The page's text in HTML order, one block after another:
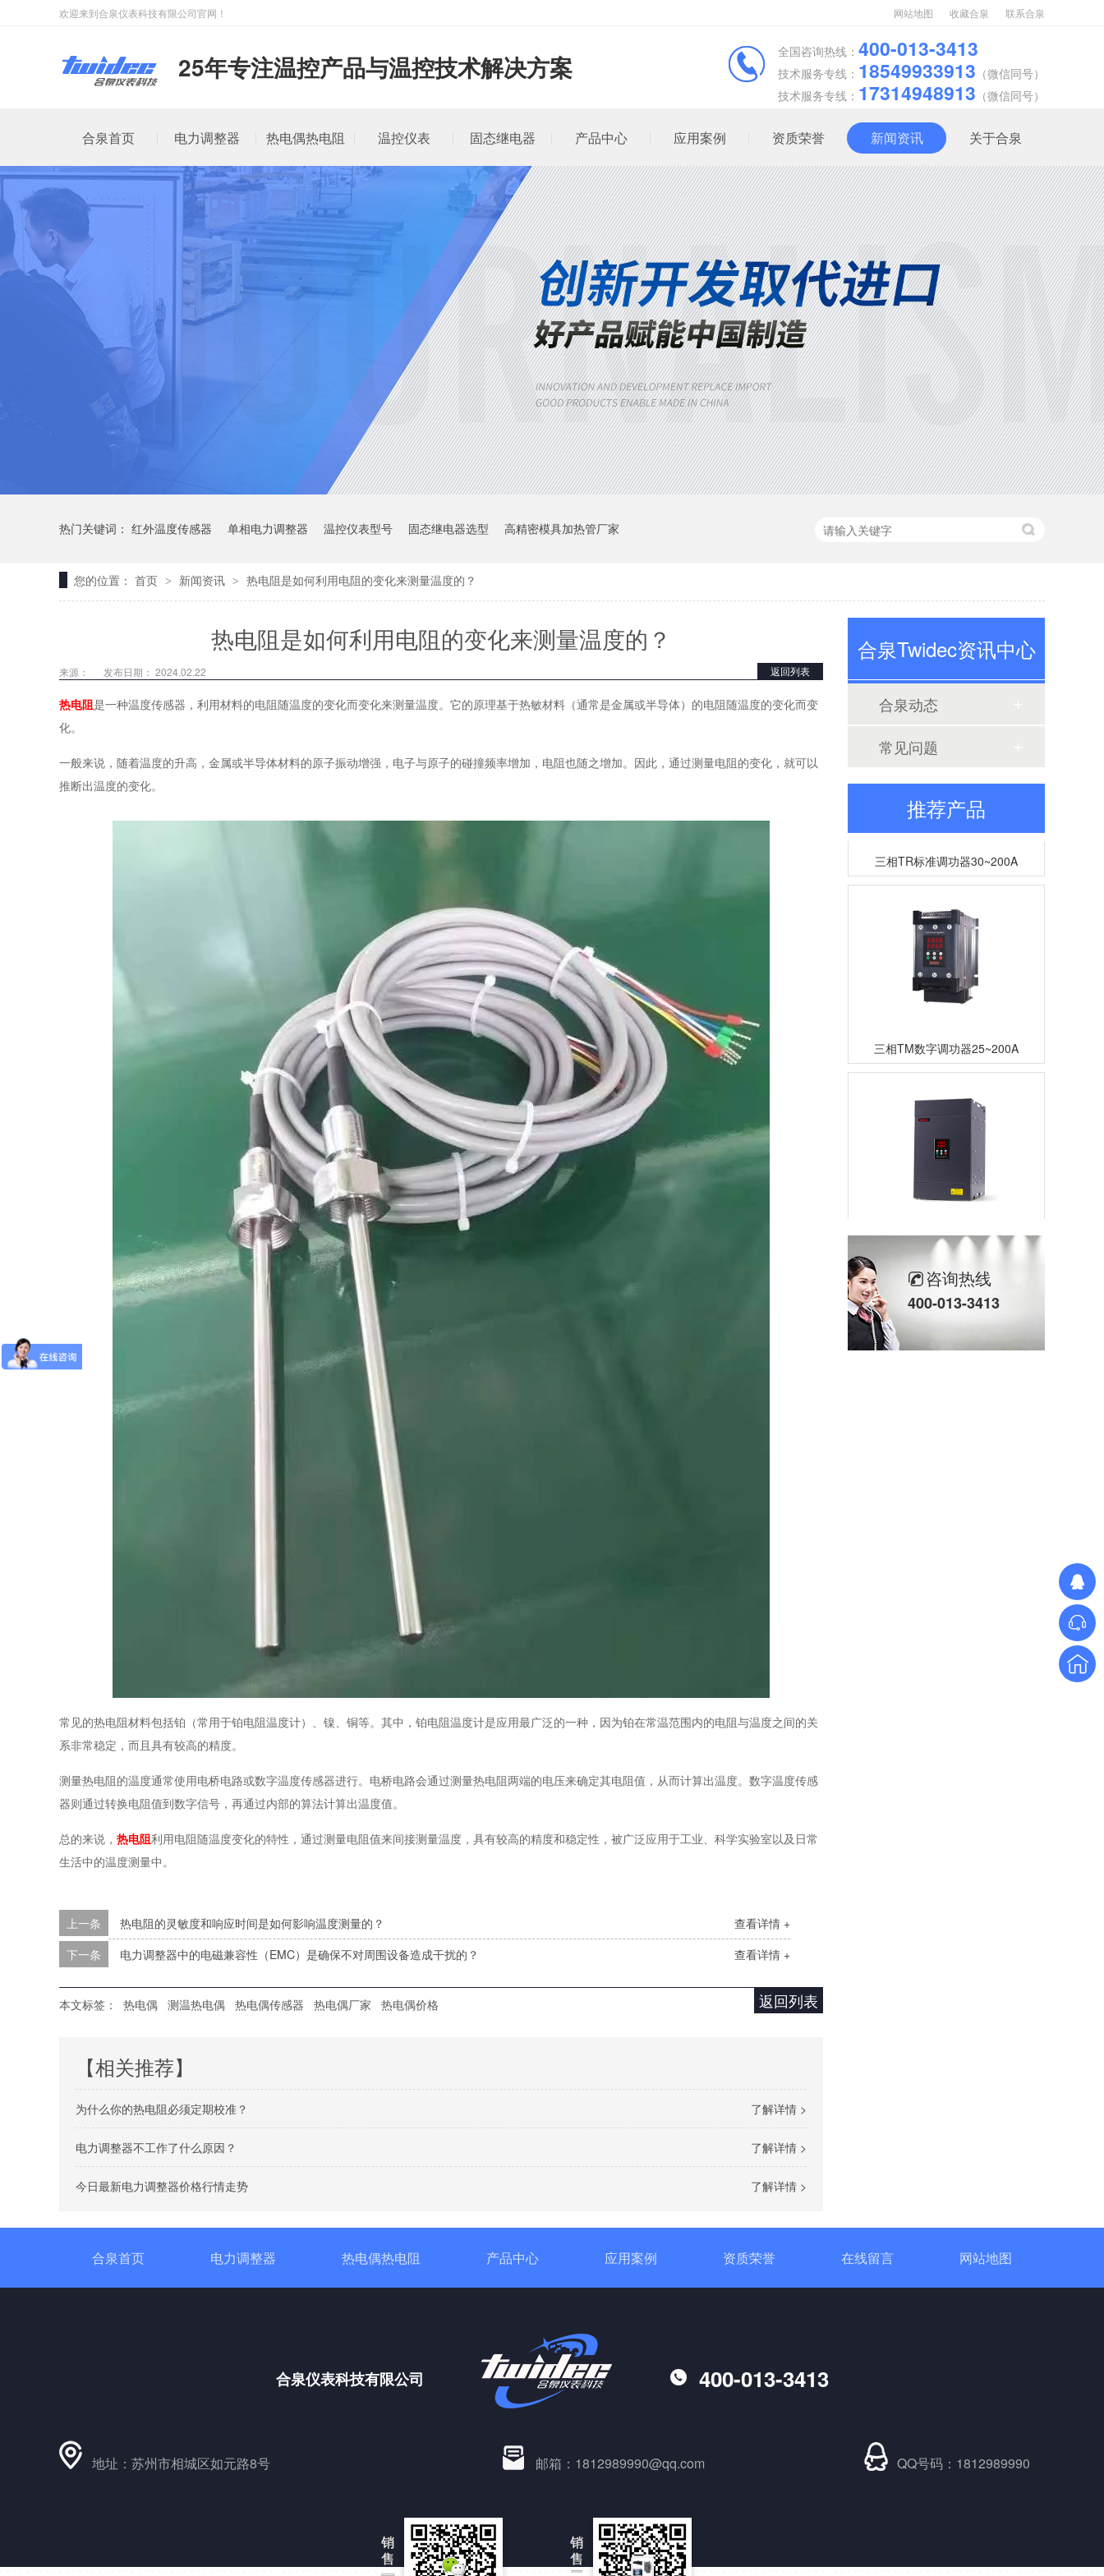
网站地图 收藏合泉 联系合泉
欢迎来到合泉仪表科技有限公司官网！
25年专注温控产品与温控技术解决方案 全国咨询热线： 400-013-3413
技术服务专线： 18549933913 （微信同号）
技术服务专线： 17314948913 （微信同号）
合泉首页 电力调整器 热电偶热电阻 温控仪表 固态继电器 产品中心 应用案例 资质荣誉 新闻资讯 关于合泉
热门关键词： 红外温度传感器 单相电力调整器 温控仪表型号 固态继电器选型 高精密模具加热管厂家
您的位置： 首页 > 新闻资讯 > 热电阻是如何利用电阻的变化来测量温度的？
热电阻是如何利用电阻的变化来测量温度的？
返回列表
来源： 发布日期： 2024.02.22
热电阻是一种温度传感器，利用材料的电阻随温度的变化而变化来测量温度。它的原理基于热敏材料（通常是金属或半导体）的电阻随温度的变化而变
化。
一般来说，随着温度的升高，金属或半导体材料的原子振动增强，电子与原子的碰撞频率增加，电阻也随之增加。因此，通过测量电阻的变化，就可以
推断出温度的变化。
常见的热电阻材料包括铂（常用于铂电阻温度计）、镍、铜等。其中，铂电阻温度计是应用最广泛的一种，因为铂在常温范围内的电阻与温度之间的关
系非常稳定，而且具有较高的精度。
测量热电阻的温度通常使用电桥电路或数字温度传感器进行。电桥电路会通过测量热电阻两端的电压来确定其电阻值，从而计算出温度。数字温度传感
器则通过转换电阻值到数字信号，再通过内部的算法计算出温度值。
总的来说， 热电阻利用电阻随温度变化的特性，通过测量电阻值来间接测量温度，具有较高的精度和稳定性，被广泛应用于工业、科学实验室以及日常
生活中的温度测量中。
查看详情 +
上一条
热电阻的灵敏度和响应时间是如何影响温度测量的？
查看详情 +
下一条 电力调整器中的电磁兼容性（EMC）是确保不对周围设备造成干扰的？
返回列表
本文标签： 热电偶 测温热电偶 热电偶传感器 热电偶厂家 热电偶价格
【相关推荐】
了解详情 >
为什么你的热电阻必须定期校准？
了解详情 >
电力调整器不工作了什么原因？
了解详情 >
今日最新电力调整器价格行情走势
合泉Twidec资讯中心
合泉动态
常见问题
推荐产品
定制大功率直流电源
咨询热线
400-013-3413
合泉首页 电力调整器 热电偶热电阻 产品中心 应用案例 资质荣誉 在线留言 网站地图
合泉仪表科技有限公司 400-013-3413
地址：苏州市相城区如元路8号 邮箱：1812989990@qq.com QQ号码：1812989990
销
售
销
售